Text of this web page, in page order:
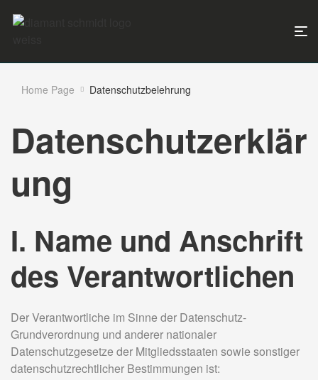
Home Page Datenschutzbelehrung
Datenschutzerklär
ung
I. Name und Anschrift
des Verantwortlichen
Der Verantwortliche im Sinne der Datenschutz-
Grundverordnung und anderer nationaler
Datenschutzgesetze der Mitgliedsstaaten sowie sonstiger
datenschutzrechtlicher Bestimmungen ist: